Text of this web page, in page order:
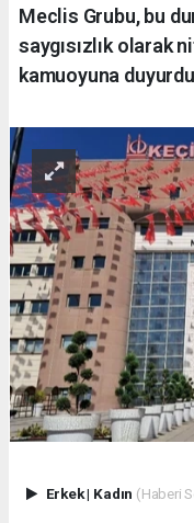
Meclis Grubu, bu
saygısızlık olarak
kamuoyuna
Erkek| Kadın (Haberi